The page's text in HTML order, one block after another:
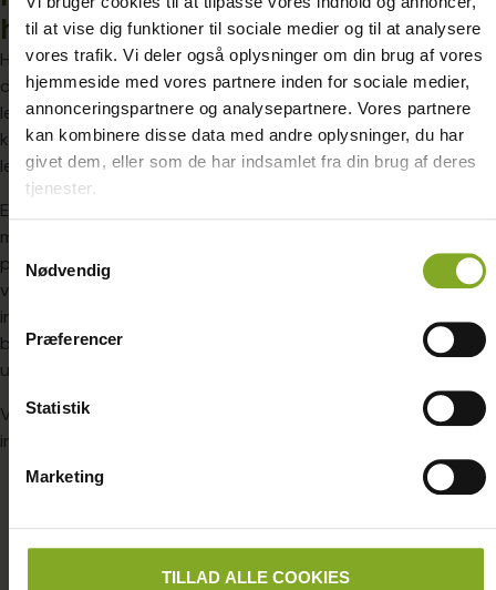
til at vise dig funktioner til sociale medier og til at analysere
vores trafik. Vi deler også oplysninger om din brug af vores
hjemmeside med vores partnere inden for sociale medier,
annonceringspartnere og analysepartnere. Vores partnere
kan kombinere disse data med andre oplysninger, du har
givet dem, eller som de har indsamlet fra din brug af deres
tjenester.
Nødvendig
Præferencer
Statistik
Marketing
TILLAD ALLE COOKIES
høj legeværdi
Hos Den Lille Legepladsfabrik
designer vi rutsjebaner og
legeopstillinger, som
kombinerer fart, bevægelse og
leg.
En rutsjebane er ofte et af de
mest populære legeredskaber
på legepladsen. Derfor udvikler
vi løsninger, hvor rutsjebanen
indgår som en naturlig del af
børns leg og motoriske
udvikling.
Vores rutsjebaner kan
integreres i:
legetårne
naturlegepladser
Danmark af dygtige
medarbejdere og nøje
udvalgte underleverandører.
Vi arbejder med fokus på:
kvalitet
på rutsjebaner og
Den Lille Legepladsfabrik
tilbyder op til 15 års garanti på
naturlegepladser,
rutsjebaneanlæg og
legeredskaber.